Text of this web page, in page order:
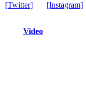
[Twitter] [Instagram]
Video